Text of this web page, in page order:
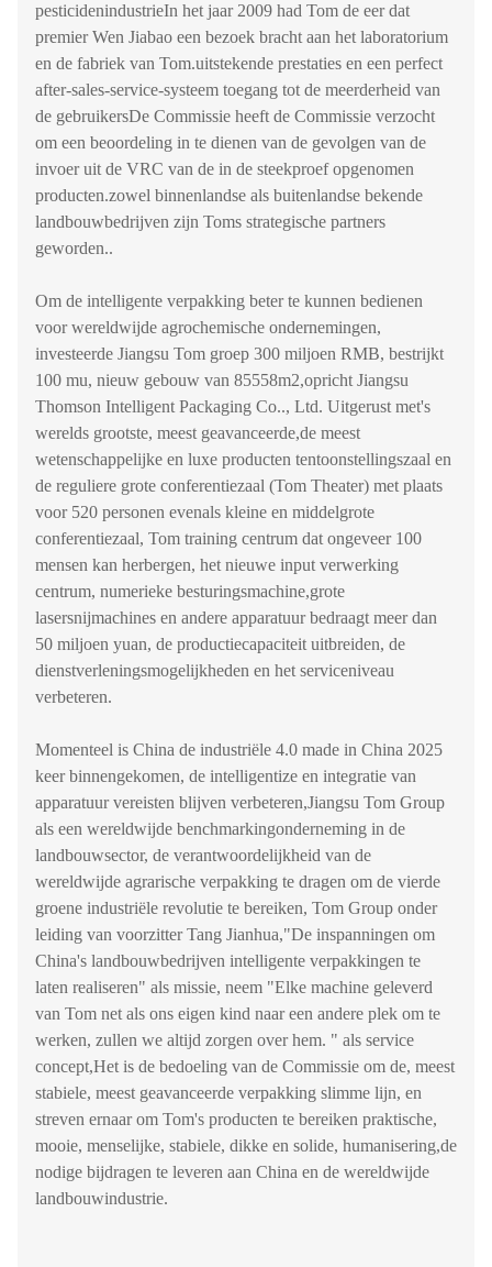
pesticidenindustrieIn het jaar 2009 had Tom de eer dat
premier Wen Jiabao een bezoek bracht aan het laboratorium
en de fabriek van Tom.uitstekende prestaties en een perfect
after-sales-service-systeem toegang tot de meerderheid van
de gebruikersDe Commissie heeft de Commissie verzocht
om een beoordeling in te dienen van de gevolgen van de
invoer uit de VRC van de in de steekproef opgenomen
producten.zowel binnenlandse als buitenlandse bekende
landbouwbedrijven zijn Toms strategische partners
geworden..
Om de intelligente verpakking beter te kunnen bedienen
voor wereldwijde agrochemische ondernemingen,
investeerde Jiangsu Tom groep 300 miljoen RMB, bestrijkt
100 mu, nieuw gebouw van 85558m2,opricht Jiangsu
Thomson Intelligent Packaging Co.., Ltd. Uitgerust met's
werelds grootste, meest geavanceerde,de meest
wetenschappelijke en luxe producten tentoonstellingszaal en
de reguliere grote conferentiezaal (Tom Theater) met plaats
voor 520 personen evenals kleine en middelgrote
conferentiezaal, Tom training centrum dat ongeveer 100
mensen kan herbergen, het nieuwe input verwerking
centrum, numerieke besturingsmachine,grote
lasersnijmachines en andere apparatuur bedraagt meer dan
50 miljoen yuan, de productiecapaciteit uitbreiden, de
dienstverleningsmogelijkheden en het serviceniveau
verbeteren.
Momenteel is China de industriële 4.0 made in China 2025
keer binnengekomen, de intelligentize en integratie van
apparatuur vereisten blijven verbeteren,Jiangsu Tom Group
als een wereldwijde benchmarkingonderneming in de
landbouwsector, de verantwoordelijkheid van de
wereldwijde agrarische verpakking te dragen om de vierde
groene industriële revolutie te bereiken, Tom Group onder
leiding van voorzitter Tang Jianhua,"De inspanningen om
China's landbouwbedrijven intelligente verpakkingen te
laten realiseren" als missie, neem "Elke machine geleverd
van Tom net als ons eigen kind naar een andere plek om te
werken, zullen we altijd zorgen over hem. " als service
concept,Het is de bedoeling van de Commissie om de, meest
stabiele, meest geavanceerde verpakking slimme lijn, en
streven ernaar om Tom's producten te bereiken praktische,
mooie, menselijke, stabiele, dikke en solide, humanisering,de
nodige bijdragen te leveren aan China en de wereldwijde
landbouwindustrie.